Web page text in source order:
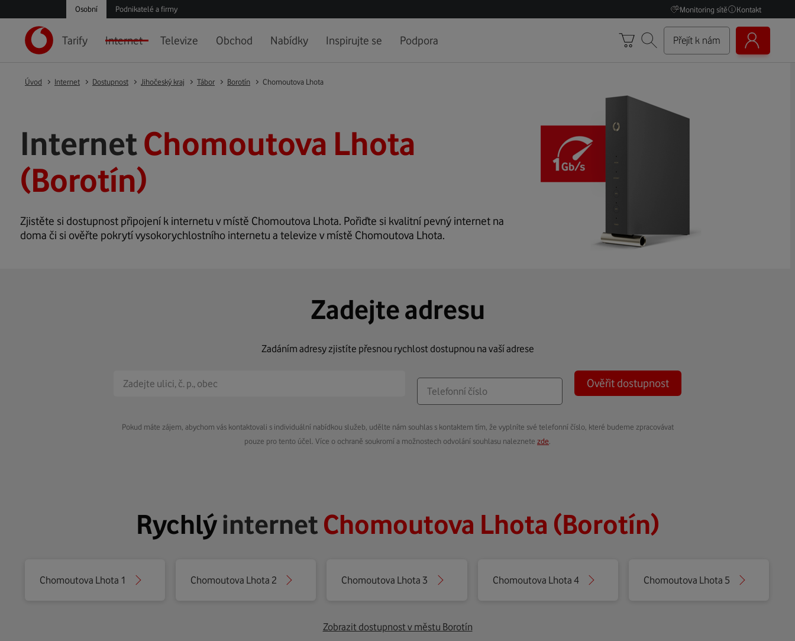
Osobní Podnikatelé a firmy Monitoring sítě Kontakt
Tarify Internet Televize Obchod Nabídky Inspirujte se Podpora Přejít k nám
Úvod Internet Dostupnost Jihočeský kraj Tábor Borotín Chomoutova Lhota
InternetChomoutova Lhota
(Borotín)
Zjistěte si dostupnost připojení k internetu v místě Chomoutova Lhota. Pořiďte si kvalitní pevný internet na
doma či si ověřte pokrytí vysokorychlostního internetu a televize v místě Chomoutova Lhota.
Zadejte adresu
Zadáním adresy zjistíte přesnou rychlost dostupnou na vaší adrese
Ověřit dostupnost
Pokud máte zájem, abychom vás kontaktovali s individuální nabídkou služeb, udělte nám souhlas s kontaktem tím, že vyplníte své telefonní číslo, které budeme zpracovávat
pouze pro tento účel. Více o ochraně soukromí a možnostech odvolání souhlasu naleznete zde
RychlýinternetChomoutova Lhota (Borotín)
Chomoutova Lhota 1 Chomoutova Lhota 2 Chomoutova Lhota 3 Chomoutova Lhota 4 Chomoutova Lhota 5
Zobrazit dostupnost v městu Borotín